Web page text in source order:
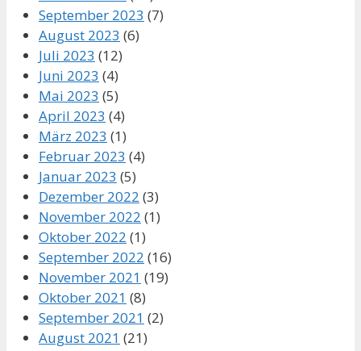
September 2023 (7)
August 2023 (6)
Juli 2023 (12)
Juni 2023 (4)
Mai 2023 (5)
April 2023 (4)
März 2023 (1)
Februar 2023 (4)
Januar 2023 (5)
Dezember 2022 (3)
November 2022 (1)
Oktober 2022 (1)
September 2022 (16)
November 2021 (19)
Oktober 2021 (8)
September 2021 (2)
August 2021 (21)